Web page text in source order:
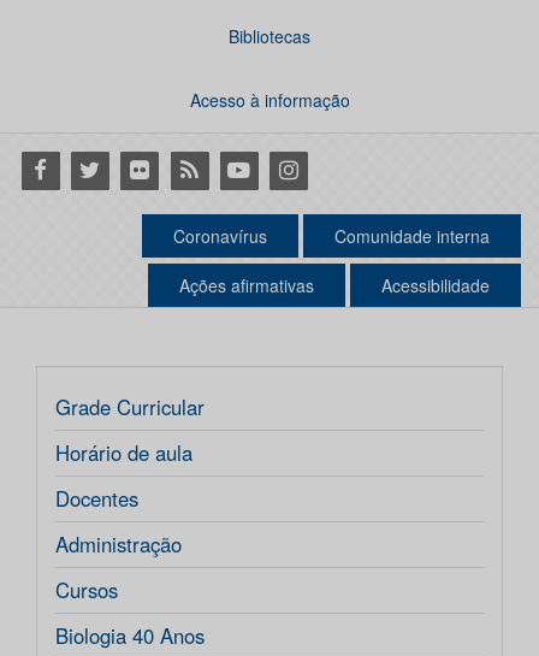
Bibliotecas
Acesso à informação
Facebook
Twitter Flickr RSS YoutubeInstagram
Coronavírus Comunidade interna
Ações afirmativas Acessibilidade
Grade Curricular
Horário de aula
Docentes
Administração
Cursos
Biologia 40 Anos